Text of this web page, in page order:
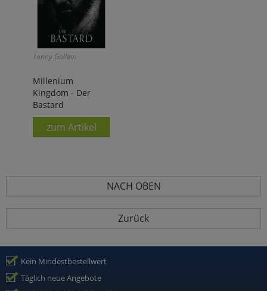
Tonny Golløv:
Millenium
Kingdom - Der
Bastard
zum Artikel
NACH OBEN
Zurück
Kein Mindestbestellwert
Täglich neue Angebote